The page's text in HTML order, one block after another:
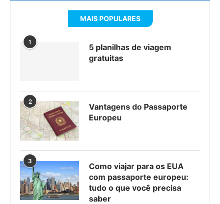
MAIS POPULARES
1
5 planilhas de viagem
gratuitas
2
Vantagens do Passaporte
Europeu
3
Como viajar para os EUA
com passaporte europeu:
tudo o que você precisa
saber